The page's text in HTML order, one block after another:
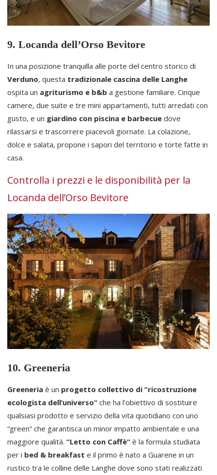
9. Locanda dell’Orso Bevitore
In una posizione tranquilla alle porte del centro storico di
Verduno, questa tradizionale cascina delle Langhe
ospita un agriturismo e b&b a gestione familiare. Cinque
camere, due suite e tre mini appartamenti, tutti arredati con
gusto, e un giardino con piscina e barbecue dove
rilassarsi e trascorrere piacevoli giornate. La colazione,
dolce e salata, propone i sapori del territorio e torte fatte in
casa.
Controlla i prezzi e le disponibilità per la
Locanda dell’Orso Bevitore
10. Greeneria
Greeneria è un progetto collettivo di “ricostruzione
ecologista dell’universo” che ha l’obiettivo di sostituire
qualsiasi prodotto e servizio della vita quotidiano con uno
“green” che garantisca un minor impatto ambientale e una
maggiore qualità. “Letto con Caffè” è la formula studiata
per i bed & breakfast e il primo è nato a Guarene in un
rustico tra le colline delle Langhe dove sono stati realizzati